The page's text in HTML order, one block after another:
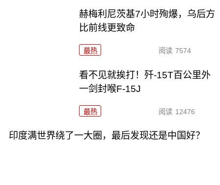
赫梅利尼茨基7小时殉爆，乌后方
比前线更致命
最热 阅读 7574
看不见就挨打！歼-15T百公里外
一剑封喉F-15J
最热 阅读 12476
印度满世界绕了一大圈，最后发现还是中国好？